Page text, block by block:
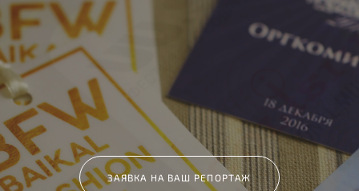
ЗАЯВКА НА ВАШ РЕПОРТАЖ